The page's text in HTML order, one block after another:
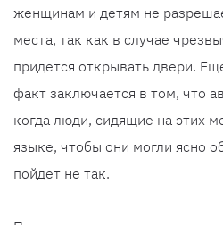
женщинам и детям не
места, так как в случае
придется открывать двери.
факт заключается в том, что
когда люди, сидящие на этих
языке, чтобы они могли ясно
пойдет не так.